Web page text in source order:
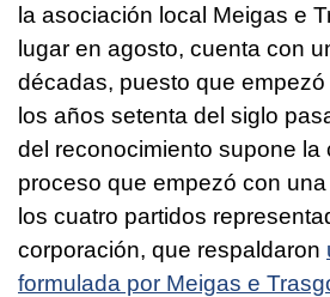
la asociación local Meigas e
lugar en agosto, cuenta con
décadas, puesto que
los años setenta del siglo
del reconocimiento supone la
proceso que empezó con
los cuatro partidos
corporación, que respaldaron
formulada por Meigas e